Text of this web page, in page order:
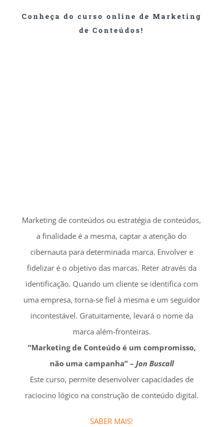
Conheça do curso online de Marketing
de Conteúdos!
Marketing de conteúdos ou estratégia de conteúdos,
a finalidade é a mesma, captar a atenção do
cibernauta para determinada marca. Envolver e
fidelizar é o objetivo das marcas. Reter através da
identificação. Quando um cliente se identifica com
uma empresa, torna-se fiel à mesma e um seguidor
incontestável. Gratuitamente, levará o nome da
marca além-fronteiras.
“Marketing de Conteúdo é um compromisso,
não uma campanha” – Jon Buscall
Este curso, permite desenvolver capacidades de
raciocino lógico na construção de conteúdo digital.
SABER MAIS!